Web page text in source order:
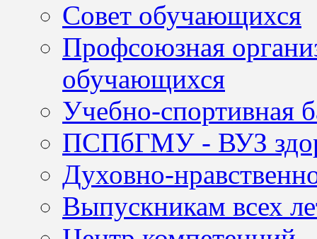
Совет обучающихся
Профсоюзная
обучающихся
Учебно-спортивная
ПСПбГМУ - ВУЗ
Духовно-
Выпускникам всех